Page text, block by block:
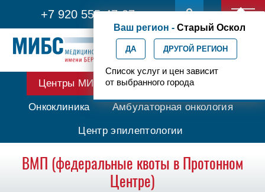
+7 920 555-47-07
Ваш регион - Старый Оскол
ДА ДРУГОЙ РЕГИОН
Список услуг и цен зависит
от выбранного города
Центры МИБС Протонная терапия
Онкоклиника Амбулаторная онкология
Центр эпилептологии
ВМП (федеральные квоты в Протонном
Центре)